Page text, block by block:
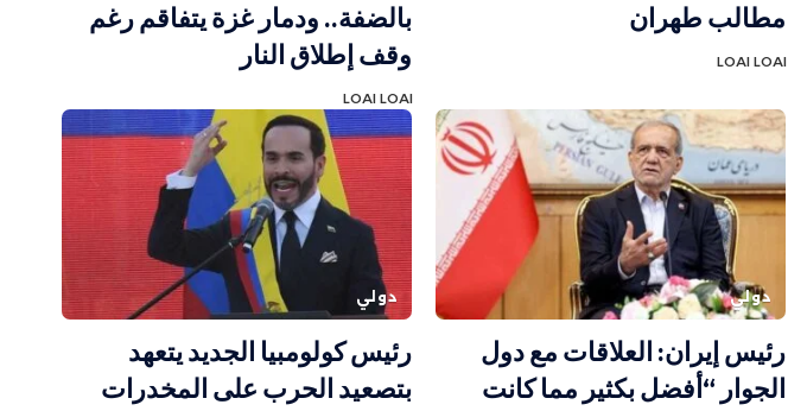
مطالب طهران
LOAI LOAI
بالضفة.. ودمار غزة يتفاقم رغم
وقف إطلاق النار
LOAI LOAI
دولي
رئيس إيران: العلاقات مع دول
الجوار “أفضل بكثير مما كانت
دولي
رئيس كولومبيا الجديد يتعهد
بتصعيد الحرب على المخدرات